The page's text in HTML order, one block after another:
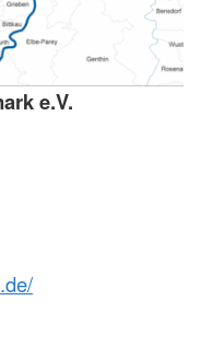
e.V.